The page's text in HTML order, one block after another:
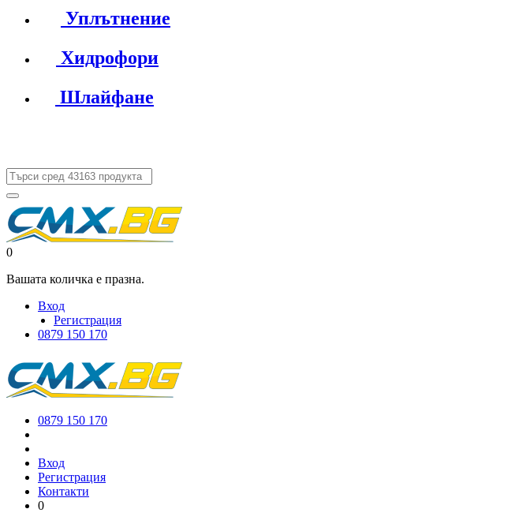
Уплътнение
Хидрофори
Шлайфане
0
Вашата количка е празна.
Вход
Регистрация
0879 150 170
0879 150 170
Вход
Регистрация
Контакти
0